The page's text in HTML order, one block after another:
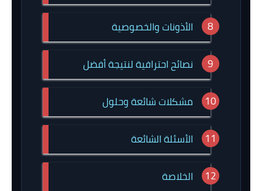
الأذونات والخصوصية
نصائح احترافية لنتيجة أفضل
مشكلات شائعة وحلول
الأسئلة الشائعة
الخلاصة